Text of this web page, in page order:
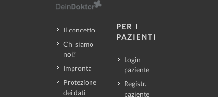
Il concetto
Chi siamo
noi?
Impronta
Protezione
dei dati
PER I
PAZIENTI
Login
paziente
Registr.
paziente